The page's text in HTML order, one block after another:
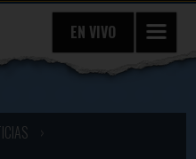
EN VIVO